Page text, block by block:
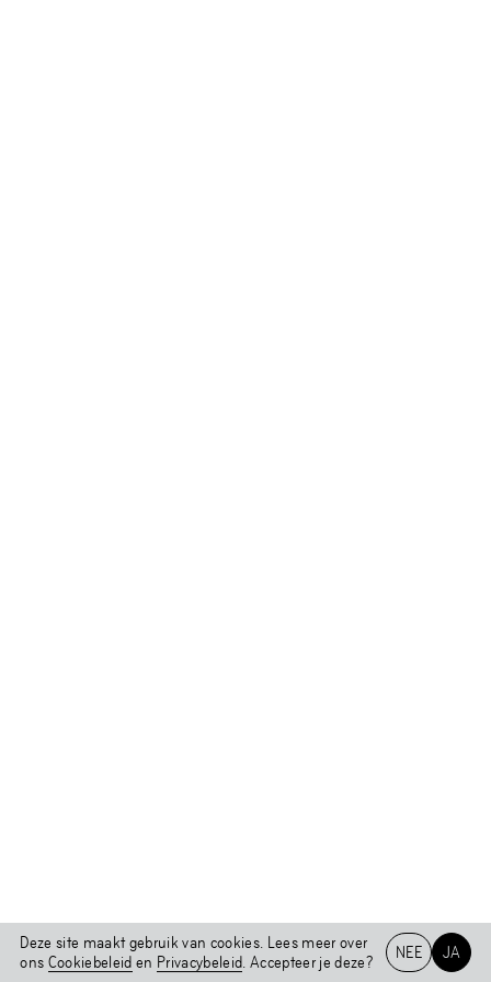
Deze site maakt gebruik van cookies. Lees meer over
onsCookiebeleiden Privacybeleid. Accepteer je deze? NEE JA